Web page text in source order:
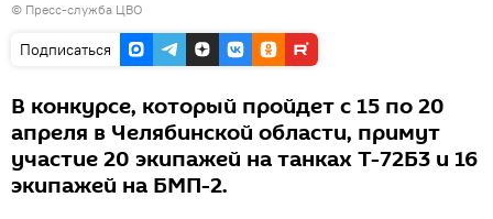
© Пресс-служба ЦВО
Подписаться
В конкурсе, который пройдет с 15 по 20
апреля в Челябинской области, примут
участие 20 экипажей на танках Т-72Б3 и 16
экипажей на БМП-2.